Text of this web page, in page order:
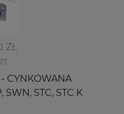
ZŁ
CYNKOWANA
STC, STC K